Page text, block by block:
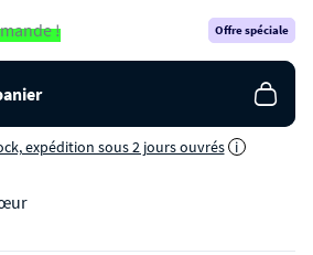
! Offre spéciale
expédition sous 2 jours ouvrés i